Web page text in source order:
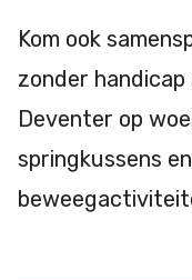
Kom ook
zonder handicap
Deventer op
springkussens